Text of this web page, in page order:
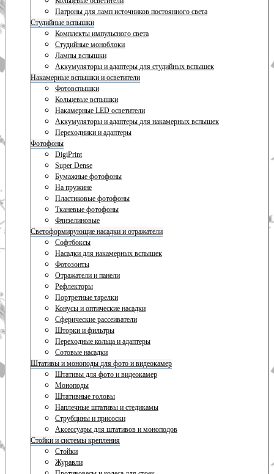
Патроны для ламп источников постоянного света
Студийные вспышки
Комплекты импульсного света
Студийные моноблоки
Лампы вспышки
Аккумуляторы и адаптеры для студийных вспышек
Накамерные вспышки и осветители
Фотовспышки
Кольцевые вспышки
Накамерные LED осветители
Аккумуляторы и адаптеры для накамерных вспышек
Переходники и адаптеры
Фотофоны
DigiPrint
Super Dense
Бумажные фотофоны
На пружине
Пластиковые фотофоны
Тканевые фотофоны
Флизелиновые
Светоформирующие насадки и отражатели
Софтбоксы
Насадки для накамерных вспышек
Фотозонты
Отражатели и панели
Рефлекторы
Портретные тарелки
Конусы и оптические насадки
Сферические рассеиватели
Шторки и фильтры
Переходные кольца и адаптеры
Сотовые насадки
Штативы и моноподы для фото и видеокамер
Штативы для фото и видеокамер
Моноподы
Штативные головы
Наплечные штативы и стедикамы
Струбцины и присоски
Аксессуары для штативов и моноподов
Стойки и системы крепления
Стойки
Журавли